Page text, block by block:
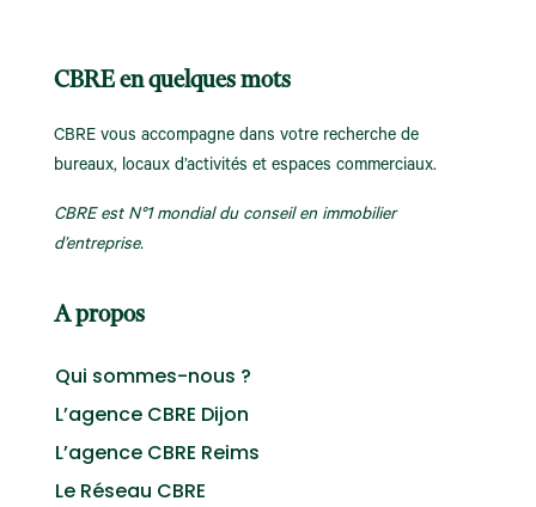
CBRE en quelques mots
CBRE vous accompagne dans votre recherche de
bureaux, locaux d’activités et espaces commerciaux.
CBRE est N°1 mondial du conseil en immobilier
d’entreprise.
A propos
Qui sommes-nous ?
L’agence CBRE Dijon
L’agence CBRE Reims
Le Réseau CBRE